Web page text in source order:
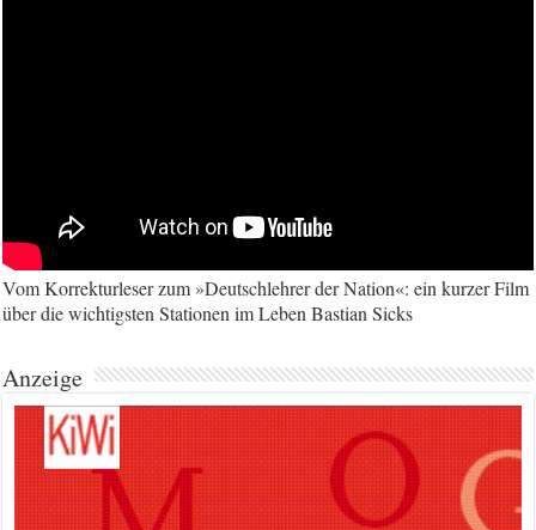
Vom Korrekturleser zum »Deutschlehrer der Nation«: ein kurzer Film
über die wichtigsten Stationen im Leben Bastian Sicks
Anzeige